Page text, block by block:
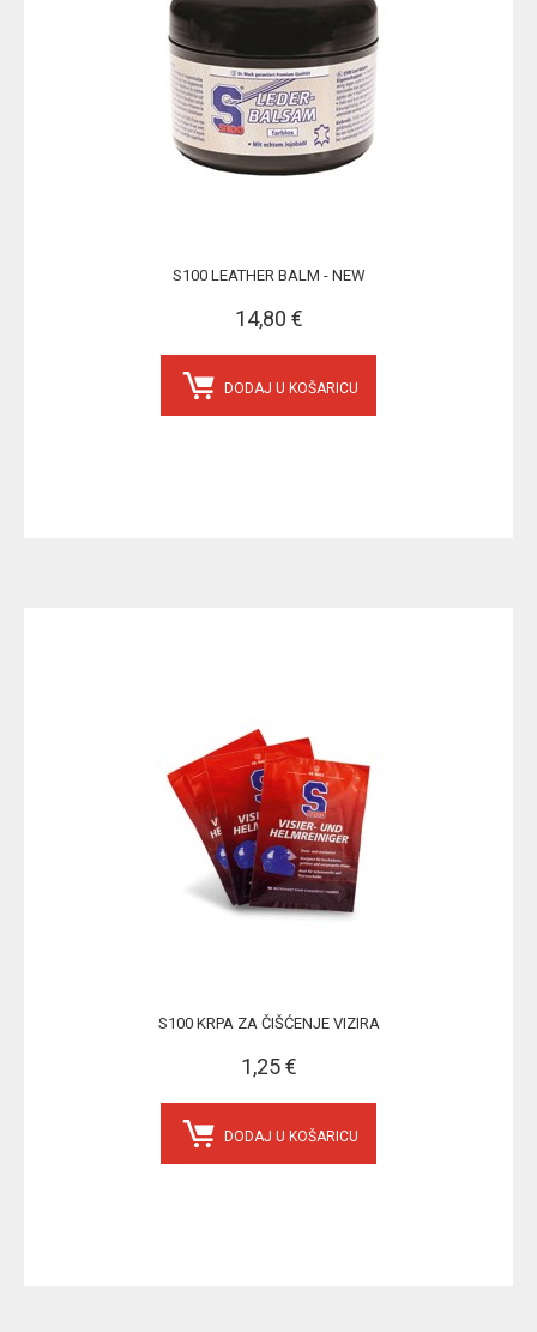
S100 LEATHER BALM - NEW
14,80 €
DODAJ U KOŠARICU
S100 KRPA ZA ČIŠĆENJE VIZIRA
1,25 €
DODAJ U KOŠARICU